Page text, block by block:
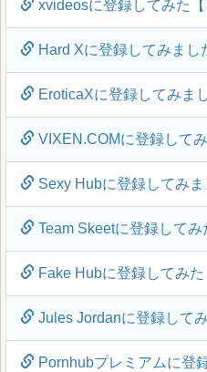
xvideosに登録してみた【
Hard Xに登録してみまし
EroticaXに登録してみま
VIXEN.COMに登録して
Sexy Hubに登録してみま
Team Skeetに登録してみ
Fake Hubに登録してみた
Jules Jordanに登録して
Pornhubプレミアムに登